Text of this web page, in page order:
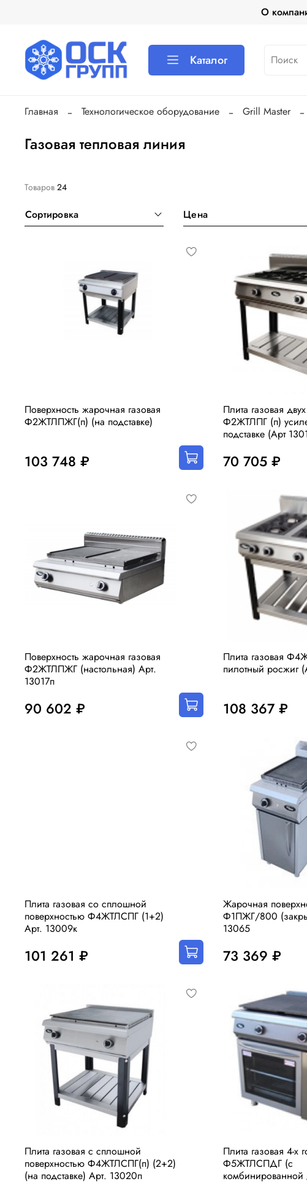
О
Каталог
Главная Технологическое оборудование Grill Master
Газовая тепловая линия
Товаров 24
Сортировка Цена
Поверхность жарочная газовая
Ф2ЖТЛПЖГ(п) (на подставке)
103 748 ₽
Плита газовая
Ф2ЖТЛПГ (п)
подставке (Арт
70 705 ₽
Поверхность жарочная газовая
Ф2ЖТЛПЖГ (настольная) Арт.
13017п
90 602 ₽
Плита газовая
пилотный росжиг
108 367 ₽
Плита газовая со сплошной
поверхностью Ф4ЖТЛСПГ (1+2)
Арт. 13009к
101 261 ₽
Жарочная
Ф1ПЖГ/800
13065
73 369 ₽
Плита газовая с сплошной
поверхностью Ф4ЖТЛСПГ(п) (2+2)
(на подставке) Арт. 13020п
Плита газовая 4-х
Ф5ЖТЛСПДГ (с
комбинированной